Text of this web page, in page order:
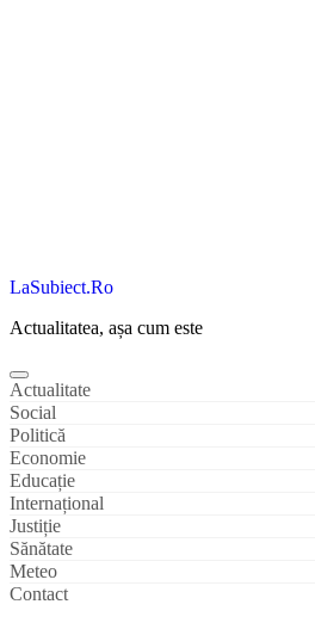
LaSubiect.Ro
Actualitatea, așa cum este
Actualitate
Social
Politică
Economie
Educație
Internațional
Justiție
Sănătate
Meteo
Contact